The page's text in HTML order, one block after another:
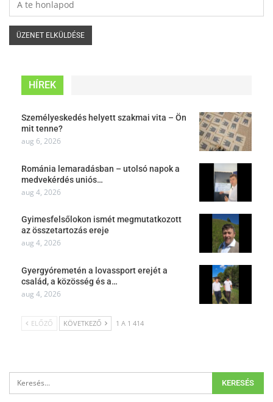
HÍREK
Személyeskedés helyett szakmai vita – Ön
mit tenne?
aug 6, 2026
Románia lemaradásban – utolsó napok a
medvekérdés uniós…
aug 4, 2026
Gyimesfelsőlokon ismét megmutatkozott
az összetartozás ereje
aug 4, 2026
Gyergyóremetén a lovassport erejét a
család, a közösség és a…
aug 4, 2026
ELŐZŐ KÖVETKEZŐ 1 A 1 414